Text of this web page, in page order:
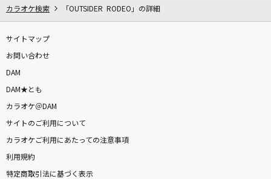
カラオケ検索 「OUTSIDER RODEO」の詳細
サイトマップ
お問い合わせ
DAM
DAM★とも
カラオケ＠DAM
サイトのご利用について
カラオケご利用にあたっての注意事項
利用規約
特定商取引法に基づく表示